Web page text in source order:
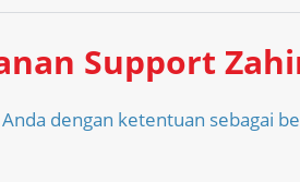
Support
dengan ketentuan sebagai